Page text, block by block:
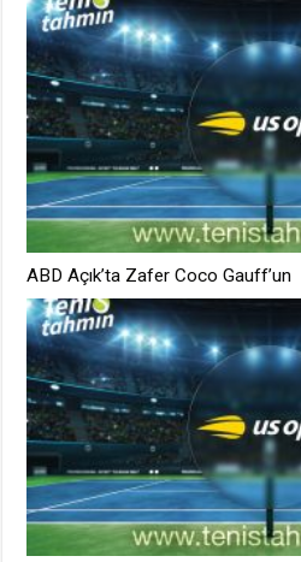
ABD Açık’ta Zafer Coco Gauff’un